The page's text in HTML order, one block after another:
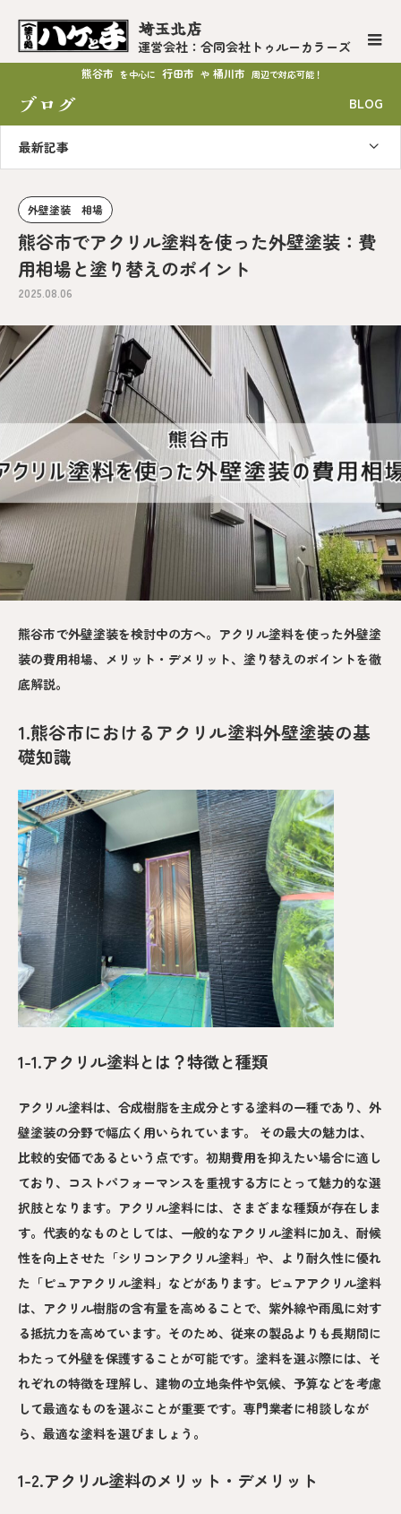
埼玉北店
運営会社：合同会社トゥルーカラーズ
熊谷市 を中心に 行田市 や 桶川市 周辺で対応可能！
ブログ BLOG
最新記事
外壁塗装 相場
熊谷市でアクリル塗料を使った外壁塗装：費
用相場と塗り替えのポイント
2025.08.06
熊谷市で外壁塗装を検討中の方へ。アクリル塗料を使った外壁塗
装の費用相場、メリット・デメリット、塗り替えのポイントを徹
底解説。
1.熊谷市におけるアクリル塗料外壁塗装の基
礎知識
1-1.アクリル塗料とは？特徴と種類
アクリル塗料は、合成樹脂を主成分とする塗料の一種であり、外
壁塗装の分野で幅広く用いられています。 その最大の魅力は、
比較的安価であるという点です。初期費用を抑えたい場合に適し
ており、コストパフォーマンスを重視する方にとって魅力的な選
択肢となります。アクリル塗料には、さまざまな種類が存在しま
す。代表的なものとしては、一般的なアクリル塗料に加え、耐候
性を向上させた「シリコンアクリル塗料」や、より耐久性に優れ
た「ピュアアクリル塗料」などがあります。ピュアアクリル塗料
は、アクリル樹脂の含有量を高めることで、紫外線や雨風に対す
る抵抗力を高めています。そのため、従来の製品よりも長期間に
わたって外壁を保護することが可能です。塗料を選ぶ際には、そ
れぞれの特徴を理解し、建物の立地条件や気候、予算などを考慮
して最適なものを選ぶことが重要です。専門業者に相談しなが
ら、最適な塗料を選びましょう。
1-2.アクリル塗料のメリット・デメリット